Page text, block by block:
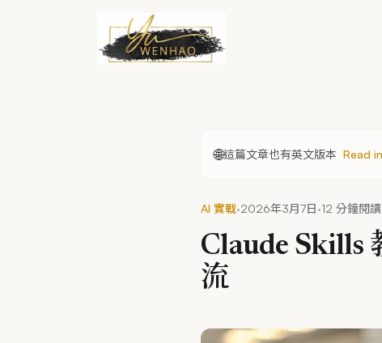
🌐這篇文章也有英文版本 Read
AI 實戰·2026年3月7日·12 分鐘閱讀
Claude Skills
流